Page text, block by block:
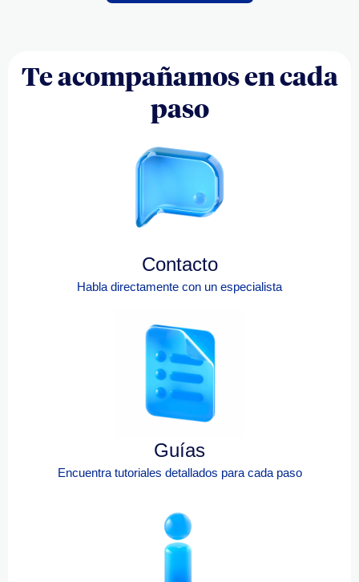
Te acompañamos en cada
paso
Contacto
Habla directamente con un especialista
Guías
Encuentra tutoriales detallados para cada paso